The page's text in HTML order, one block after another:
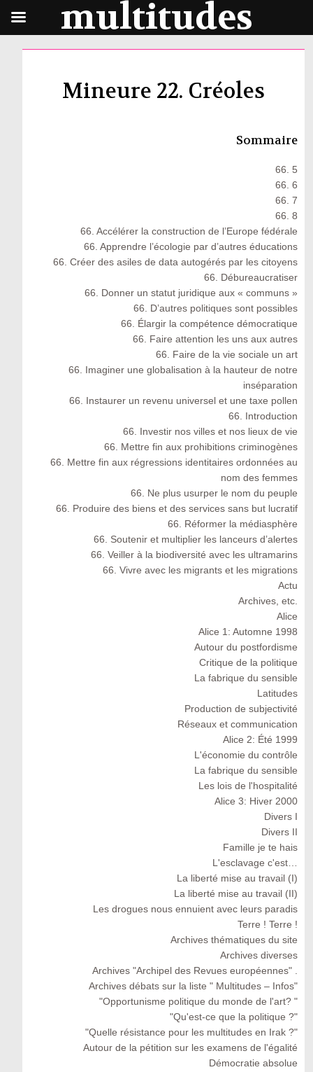
Mineure 22. Créoles
Sommaire
66. 5
66. 6
66. 7
66. 8
66. Accélérer la construction de l’Europe fédérale
66. Apprendre l’écologie par d’autres éducations
66. Créer des asiles de data autogérés par les citoyens
66. Débureaucratiser
66. Donner un statut juridique aux « communs »
66. D’autres politiques sont possibles
66. Élargir la compétence démocratique
66. Faire attention les uns aux autres
66. Faire de la vie sociale un art
66. Imaginer une globalisation à la hauteur de notre
inséparation
66. Instaurer un revenu universel et une taxe pollen
66. Introduction
66. Investir nos villes et nos lieux de vie
66. Mettre fin aux prohibitions criminogènes
66. Mettre fin aux régressions identitaires ordonnées au
nom des femmes
66. Ne plus usurper le nom du peuple
66. Produire des biens et des services sans but lucratif
66. Réformer la médiasphère
66. Soutenir et multiplier les lanceurs d’alertes
66. Veiller à la biodiversité avec les ultramarins
66. Vivre avec les migrants et les migrations
Actu
Archives, etc.
Alice
Alice 1: Automne 1998
Autour du postfordisme
Critique de la politique
La fabrique du sensible
Latitudes
Production de subjectivité
Réseaux et communication
Alice 2: Été 1999
L'économie du contrôle
La fabrique du sensible
Les lois de l'hospitalité
Alice 3: Hiver 2000
Divers I
Divers II
Famille je te hais
L'esclavage c'est…
La liberté mise au travail (I)
La liberté mise au travail (II)
Les drogues nous ennuient avec leurs paradis
Terre ! Terre !
Archives thématiques du site
Archives diverses
Archives "Archipel des Revues européennes" .
Archives débats sur la liste " Multitudes – Infos"
"Opportunisme politique du monde de l'art? "
"Qu'est-ce que la politique ?"
"Quelle résistance pour les multitudes en Irak ?"
Autour de la pétition sur les examens de l'égalité
Démocratie absolue
multitudes